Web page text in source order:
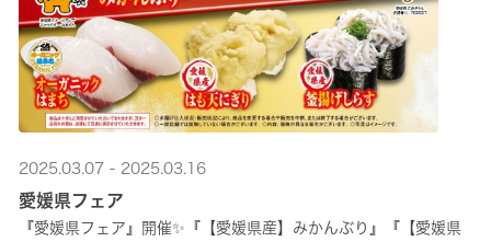
2025.03.07 - 2025.03.16
愛媛県フェア
『愛媛県フェア』開催✨『【愛媛県産】みかんぶり』『【愛媛県